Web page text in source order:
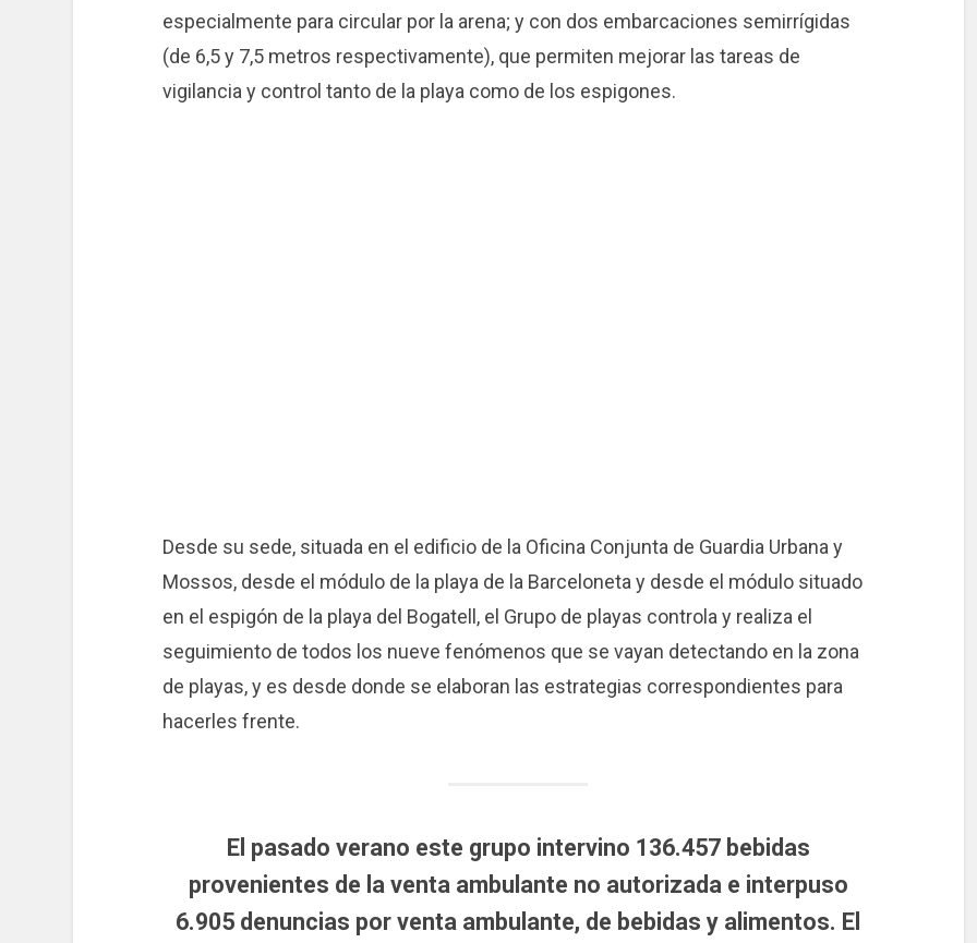
especialmente para circular por la arena; y con dos embarcaciones semirrígidas
(de 6,5 y 7,5 metros respectivamente), que permiten mejorar las tareas de
vigilancia y control tanto de la playa como de los espigones.
Desde su sede, situada en el edificio de la Oficina Conjunta de Guardia Urbana y
Mossos, desde el módulo de la playa de la Barceloneta y desde el módulo situado
en el espigón de la playa del Bogatell, el Grupo de playas controla y realiza el
seguimiento de todos los nueve fenómenos que se vayan detectando en la zona
de playas, y es desde donde se elaboran las estrategias correspondientes para
hacerles frente.
El pasado verano este grupo intervino 136.457 bebidas
provenientes de la venta ambulante no autorizada e interpuso
6.905 denuncias por venta ambulante, de bebidas y alimentos. El